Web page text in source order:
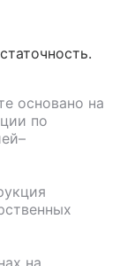
основано на
по